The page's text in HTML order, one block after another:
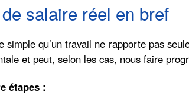
salaire réel en bref
simple qu’un travail ne rapporte pas
et peut, selon les cas, nous faire
étapes :